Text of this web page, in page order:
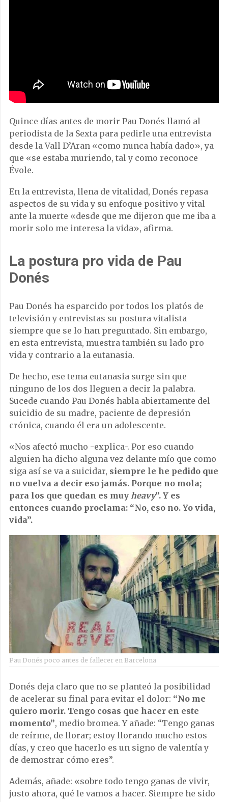
Quince días antes de morir Pau Donés llamó al
periodista de la Sexta para pedirle una entrevista
desde la Vall D’Aran «como nunca había dado», ya
que «se estaba muriendo, tal y como reconoce
Évole.
En la entrevista, llena de vitalidad, Donés repasa
aspectos de su vida y su enfoque positivo y vital
ante la muerte «desde que me dijeron que me iba a
morir solo me interesa la vida», afirma.
La postura pro vida de Pau
Donés
Pau Donés ha esparcido por todos los platós de
televisión y entrevistas su postura vitalista
siempre que se lo han preguntado. Sin embargo,
en esta entrevista, muestra también su lado pro
vida y contrario a la eutanasia.
De hecho, ese tema eutanasia surge sin que
ninguno de los dos lleguen a decir la palabra.
Sucede cuando Pau Donés habla abiertamente del
suicidio de su madre, paciente de depresión
crónica, cuando él era un adolescente.
«Nos afectó mucho -explica-. Por eso cuando
alguien ha dicho alguna vez delante mío que como
siga así se va a suicidar, siempre le he pedido que
no vuelva a decir eso jamás. Porque no mola;
para los que quedan es muy heavy”. Y es
entonces cuando proclama: “No, eso no. Yo vida,
vida”.
Pau Donés poco antes de fallecer en Barcelona
Donés deja claro que no se planteó la posibilidad
de acelerar su final para evitar el dolor: “No me
quiero morir. Tengo cosas que hacer en este
momento”, medio bromea. Y añade: “Tengo ganas
de reírme, de llorar; estoy llorando mucho estos
días, y creo que hacerlo es un signo de valentía y
de demostrar cómo eres”.
Además, añade: «sobre todo tengo ganas de vivir,
justo ahora, qué le vamos a hacer. Siempre he sido